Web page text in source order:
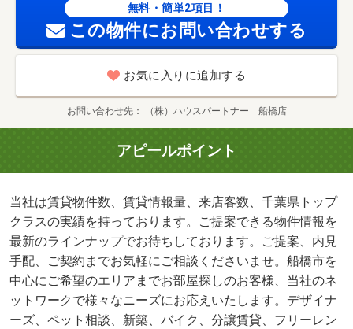
無料・簡単2項目！
この物件にお問い合わせする
お気に入りに追加する
お問い合わせ先 （株）ハウスパートナー 船橋店
アピールポイント
当社は賃貸物件数、賃貸情報量、来店客数、千葉県トップ
クラスの実績を持っております。ご提案できる物件情報を
最新のラインナップでお待ちしております。ご提案、内見
手配、ご契約までお気軽にご相談くださいませ。船橋市を
中心にご希望のエリアまでお部屋探しのお客様、当社のネ
ットワークで様々なニーズにお応えいたします。デザイナ
ーズ、ペット相談、新築、バイク、分譲賃貸、フリーレン